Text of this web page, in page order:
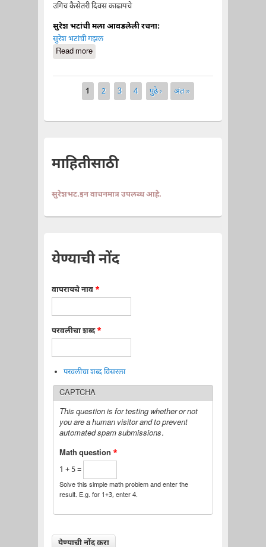
उगिच कैसेतरी दिवस काढायचे
सुरेश भटांची मला आवडलेली रचना:
सुरेश भटांची गझल
Read moreabout रिक्त
1 2 3 4 पुढे › अंत »
माहितीसाठी
सुरेशभट.इन वाचनमात्र उपलब्ध आहे.
येण्याची नोंद
वापरायचे नाव *
परवलीचा शब्द*
परवलीचा शब्द विसरला
CAPTCHA
This question is for testing whether or not
you are a human visitor and to prevent
automated spam submissions.
Math question *
1 + 5 =
Solve this simple math problem and enter the
result. E.g. for 1+3, enter 4.